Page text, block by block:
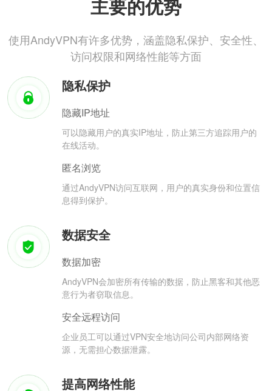
主要的优势
使用AndyVPN有许多优势，涵盖隐私保护、安全性、
访问权限和网络性能等方面
隐私保护
隐藏IP地址
可以隐藏用户的真实IP地址，防止第三方追踪用户的
在线活动。
匿名浏览
通过AndyVPN访问互联网，用户的真实身份和位置信
息得到保护。
数据安全
数据加密
AndyVPN会加密所有传输的数据，防止黑客和其他恶
意行为者窃取信息。
安全远程访问
企业员工可以通过VPN安全地访问公司内部网络资
源，无需担心数据泄露。
提高网络性能